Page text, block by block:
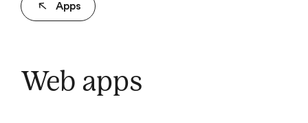
Apps
Web apps